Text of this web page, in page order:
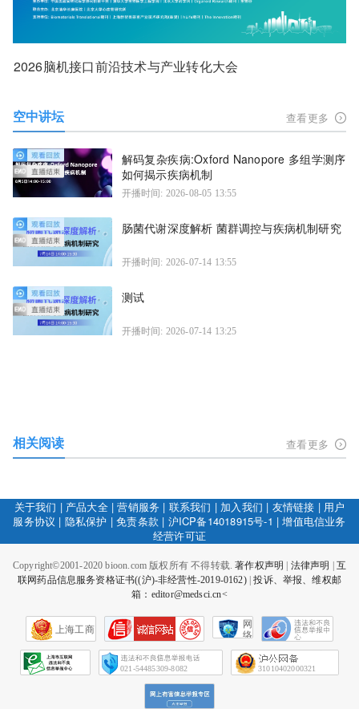
2026脑机接口前沿技术与产业转化大会
空中讲坛 查看更多
解码复杂疾病:Oxford Nanopore 多组学测序
如何揭示疾病机制
开播时间: 2026-08-05 13:55
肠菌代谢深度解析 菌群调控与疾病机制研究
开播时间: 2026-07-14 13:55
测试
开播时间: 2026-07-14 13:25
相关阅读 查看更多
关于我们 | 产品大全|营销服务 | 联系我们 | 加入我们 | 友情链接 | 用户
服务协议 | 隐私保护 |免责条款 | 沪ICP备14018915号-1 |增值电信业务
经营许可证
Copyright©2001-2020 bioon.com 版权所有 不得转载.著作权声明 法律声明
互
联网药品信息服务资格证书((沪)-非经营性-2019-0162)|投诉、举报、维权邮
箱：editor@medsci.cn<
上海工商
网
络
会
征
021-54485309-8082 31010402000321